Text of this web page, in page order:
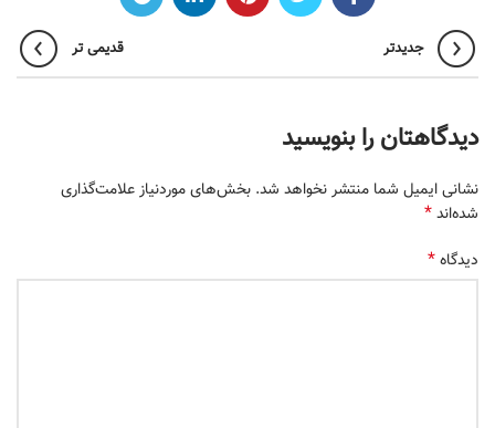
جدیدتر قدیمی تر
دیدگاهتان را بنویسید
نشانی ایمیل شما منتشر نخواهد شد. بخش‌های موردنیاز علامت‌گذاری
شده‌اند*
دیدگاه*